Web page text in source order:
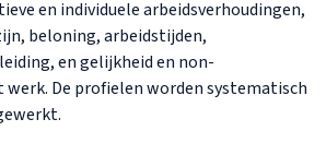
en individuele arbeidsverhoudingen,
beloning, arbeidstijden,
en gelijkheid en non-
De profielen worden systematisch